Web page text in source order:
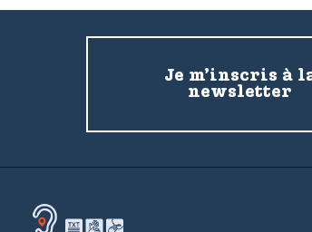
Je m’inscris à
newsletter